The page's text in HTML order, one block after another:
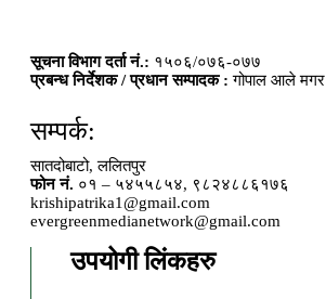
सूचना विभाग दर्ता नं.: १५०६/०७६-०७७
प्रबन्ध निर्देशक / प्रधान सम्पादक : गोपाल आले मगर
सम्पर्क:
सातदोबाटो, ललितपुर
फोन नं. ०१ – ५४५५८५४, ९८२४८८६१७६
krishipatrika1@gmail.com
evergreenmedianetwork@gmail.com
उपयोगी लिंकहरु